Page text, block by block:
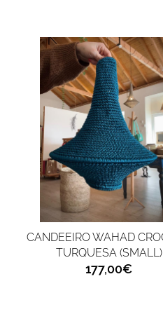
CANDEEIRO WAHAD
TURQUESA (SMALL)
177,00€